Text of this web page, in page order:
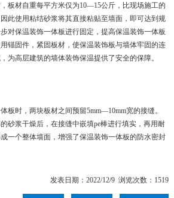
板材自重每平方米仅为10—15公斤，比现场施工的
此使用粘结砂浆将其直接粘贴至墙面，即可达到规
对保温装饰一体板进行固定，提高保温装饰一体板
锚固件，紧固板材，使保温装饰板与墙体牢固的连
为高层建筑的墙体装饰保温提供了安全的保障。
板时，两块板材之间预留5mm—10mm宽的接缝。
砂浆干燥后，在接缝中嵌填pe棒进行填实，再用耐
一个整体墙面，增强了保温装饰一体板的防水密封
发表日期：2022/12/9 浏览次数：1519